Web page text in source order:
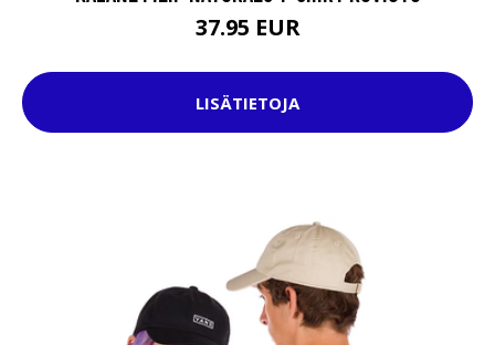
37.95 EUR
LISÄTIETOJA